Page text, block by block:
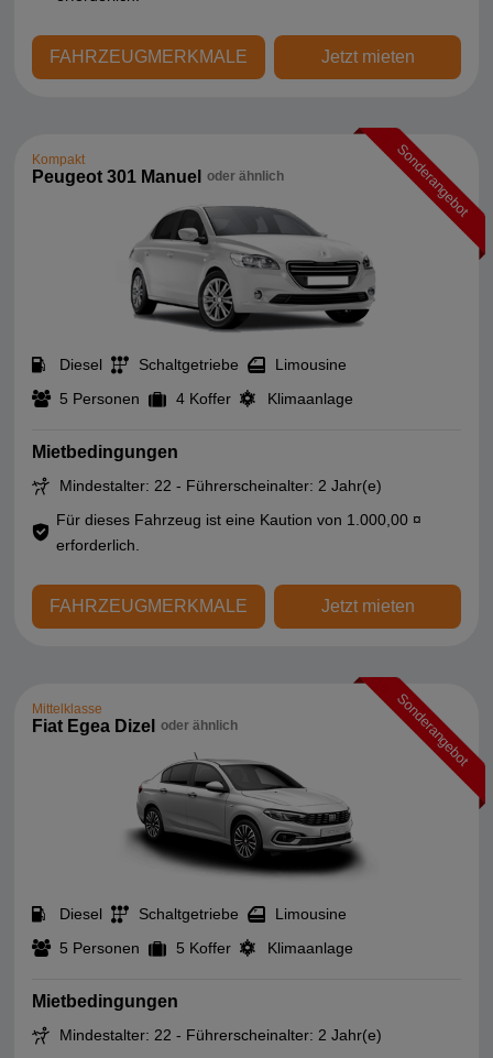
FAHRZEUGMERKMALE Jetzt mieten
Sonderangebot
Kompakt
Peugeot 301 Manuel oder ähnlich
Diesel Schaltgetriebe
Limousine
5 Personen
4 Koffer Klimaanlage
Mietbedingungen
Mindestalter: 22 - Führerscheinalter: 2 Jahr(e)
Für dieses Fahrzeug ist eine Kaution von 1.000,00 ¤
erforderlich.
FAHRZEUGMERKMALE Jetzt mieten
Sonderangebot
Mittelklasse
Fiat Egea Dizel oder ähnlich
Diesel Schaltgetriebe
Limousine
5 Personen
5 Koffer Klimaanlage
Mietbedingungen
Mindestalter: 22 - Führerscheinalter: 2 Jahr(e)